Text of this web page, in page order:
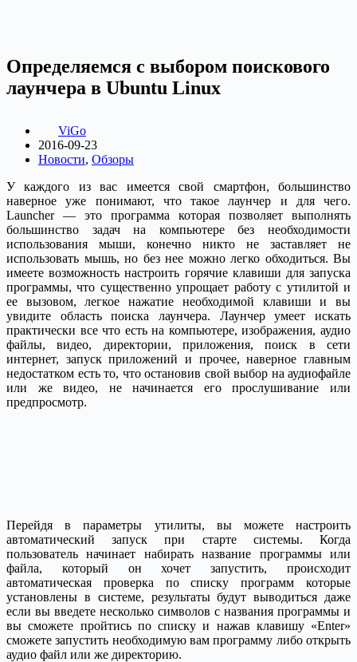
Определяемся с выбором поискового
лаунчера в Ubuntu Linux
ViGo
2016-09-23
Новости, Обзоры
У каждого из вас имеется свой смартфон, большинство
наверное уже понимают, что такое лаунчер и для чего.
Launcher — это программа которая позволяет выполнять
большинство задач на компьютере без необходимости
использования мыши, конечно никто не заставляет не
использовать мышь, но без нее можно легко обходиться. Вы
имеете возможность настроить горячие клавиши для запуска
программы, что существенно упрощает работу с утилитой и
ее вызовом, легкое нажатие необходимой клавиши и вы
увидите область поиска лаунчера. Лаунчер умеет искать
практически все что есть на компьютере, изображения, аудио
файлы, видео, директории, приложения, поиск в сети
интернет, запуск приложений и прочее, наверное главным
недостатком есть то, что остановив свой выбор на аудиофайле
или же видео, не начинается его прослушивание или
предпросмотр.
Перейдя в параметры утилиты, вы можете настроить
автоматический запуск при старте системы. Когда
пользователь начинает набирать название программы или
файла, который он хочет запустить, происходит
автоматическая проверка по списку программ которые
установлены в системе, результаты будут выводиться даже
если вы введете несколько символов с названия программы и
вы сможете пройтись по списку и нажав клавишу «Enter»
сможете запустить необходимую вам программу либо открыть
аудио файл или же директорию.